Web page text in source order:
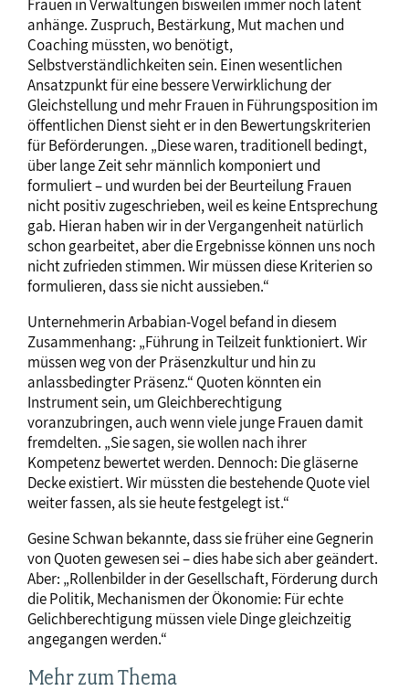
Frauen in Verwaltungen bisweilen immer noch latent
anhänge. Zuspruch, Bestärkung, Mut machen und
Coaching müssten, wo benötigt,
Selbstverständlichkeiten sein. Einen wesentlichen
Ansatzpunkt für eine bessere Verwirklichung der
Gleichstellung und mehr Frauen in Führungsposition im
öffentlichen Dienst sieht er in den Bewertungskriterien
für Beförderungen. „Diese waren, traditionell bedingt,
über lange Zeit sehr männlich komponiert und
formuliert – und wurden bei der Beurteilung Frauen
nicht positiv zugeschrieben, weil es keine Entsprechung
gab. Hieran haben wir in der Vergangenheit natürlich
schon gearbeitet, aber die Ergebnisse können uns noch
nicht zufrieden stimmen. Wir müssen diese Kriterien so
formulieren, dass sie nicht aussieben.“
Unternehmerin Arbabian-Vogel befand in diesem
Zusammenhang: „Führung in Teilzeit funktioniert. Wir
müssen weg von der Präsenzkultur und hin zu
anlassbedingter Präsenz.“ Quoten könnten ein
Instrument sein, um Gleichberechtigung
voranzubringen, auch wenn viele junge Frauen damit
fremdelten. „Sie sagen, sie wollen nach ihrer
Kompetenz bewertet werden. Dennoch: Die gläserne
Decke existiert. Wir müssten die bestehende Quote viel
weiter fassen, als sie heute festgelegt ist.“
Gesine Schwan bekannte, dass sie früher eine Gegnerin
von Quoten gewesen sei – dies habe sich aber geändert.
Aber: „Rollenbilder in der Gesellschaft, Förderung durch
die Politik, Mechanismen der Ökonomie: Für echte
Gelichberechtigung müssen viele Dinge gleichzeitig
angegangen werden.“
Mehr zum Thema